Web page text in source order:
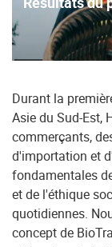
Durant la
Asie du Sud-Est,
commerçants,
d'importation et
fondamentales
et de l'éthique
quotidiennes.
concept de